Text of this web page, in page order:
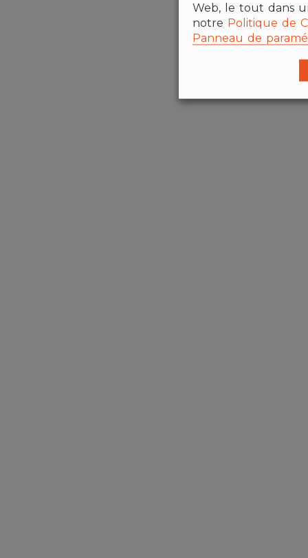
Web, le tout dans
notre Politique de
Panneau de